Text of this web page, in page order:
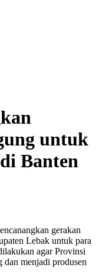
untuk
Banten
gerakan
Lebak untuk para
agar Provinsi
dan menjadi produsen